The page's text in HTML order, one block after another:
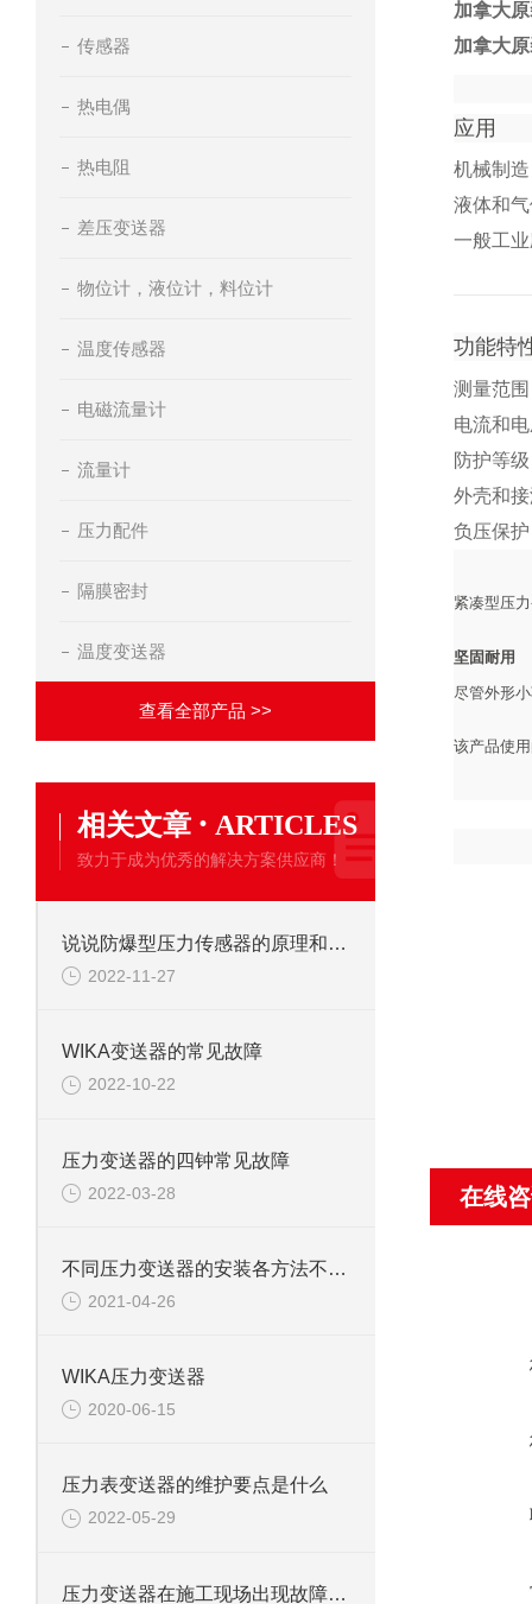
加拿大
加拿大
应用
机械制造
液体和
一般工
功能特
测量范
电流和
防护等
外壳和
负压保护
紧凑型压
坚固耐用
尽管外形
该产品使
在线
传感器
热电偶
热电阻
差压变送器
物位计，液位计，料位计
温度传感器
电磁流量计
流量计
压力配件
隔膜密封
温度变送器
查看全部产品 >>
相关文章 · ARTICLES
致力于成为优秀的解决方案供应商！
说说防爆型压力传感器的原理和安装
2022-11-27
WIKA变送器的常见故障
2022-10-22
压力变送器的四钟常见故障
2022-03-28
不同压力变送器的安装各方法不同，又有哪些注意事项
2021-04-26
WIKA压力变送器
2020-06-15
压力表变送器的维护要点是什么
2022-05-29
压力变送器在施工现场出现故障的原因